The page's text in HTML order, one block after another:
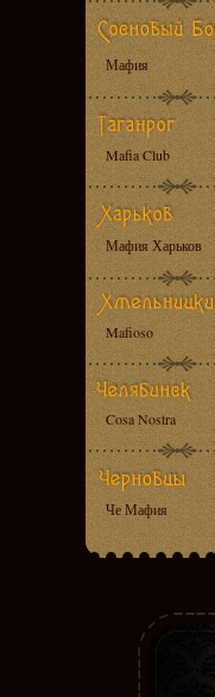
Мафия
Mafia Club
Мафия Харьков
Mafioso
Cosa Nostra
Че Мафия